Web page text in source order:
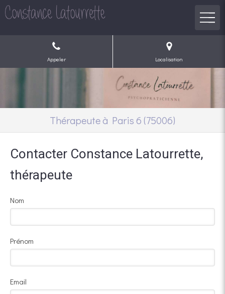
Appeler Localisation
Thérapeute à Paris 6 (75006)
Contacter Constance Latourrette,
thérapeute
Nom
Prénom
Email